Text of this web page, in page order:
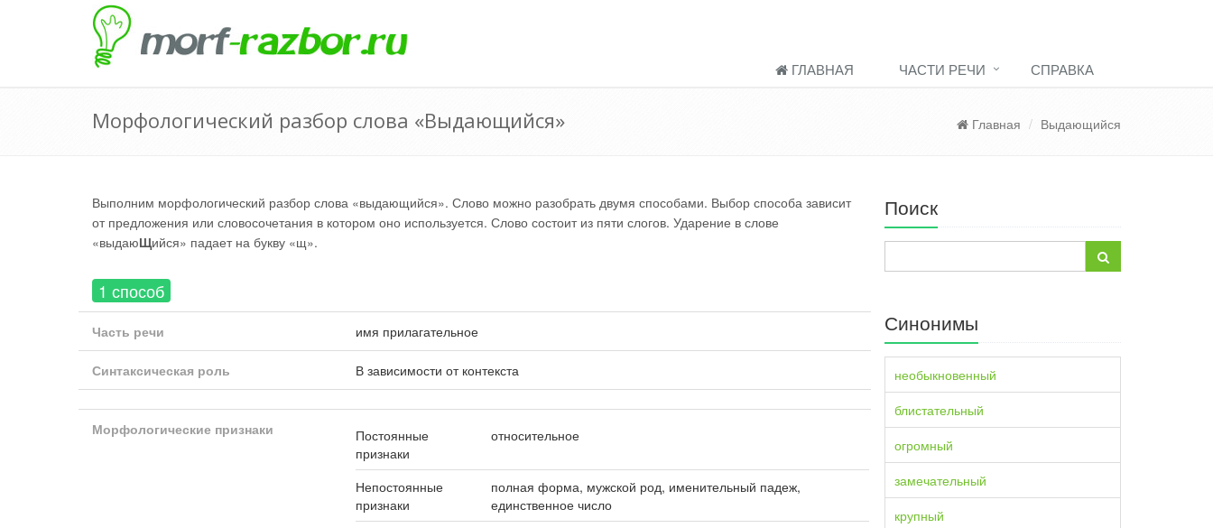
ГЛАВНАЯ ЧАСТИ РЕЧИ СПРАВКА
Морфологический разбор слова «Выдающийся» Главная Выдающийся
Выполним морфологический разбор слова «выдающийся». Слово можно разобрать двумя способами. Выбор способа зависит
от предложения или словосочетания в котором оно используется. Слово состоит из пяти слогов. Ударение в слове
«выдаюЩийся» падает на букву «щ».
1 способ
Часть речи имя прилагательное
Синтаксическая роль В зависимости от контекста
Морфологические признаки
Постоянные
признаки
относительное
Непостоянные
признаки
полная форма, мужской род, именительный падеж,
единственное число
Поиск
Синонимы
необыкновенный
блистательный
огромный
замечательный
крупный